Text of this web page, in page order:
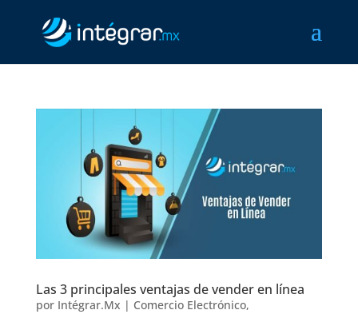
Las 3 principales ventajas de vender en línea
por Intégrar.Mx | Comercio Electrónico,